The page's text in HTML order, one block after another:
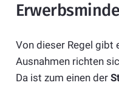
Von dieser Regel gibt
Ausnahmen richten
Da ist zum einen der